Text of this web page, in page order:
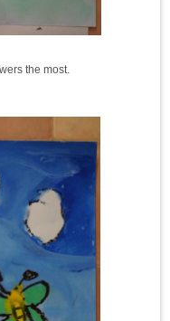
the most.